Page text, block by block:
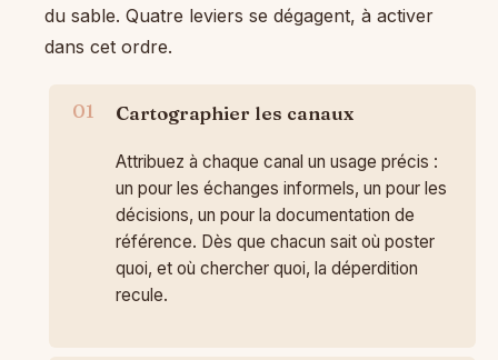
du sable. Quatre leviers se dégagent, à activer
dans cet ordre.
Cartographier les canaux
Attribuez à chaque canal un usage précis :
un pour les échanges informels, un pour les
décisions, un pour la documentation de
référence. Dès que chacun sait où poster
quoi, et où chercher quoi, la déperdition
recule.